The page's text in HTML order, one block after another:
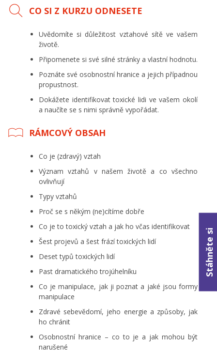
CO SI Z KURZU ODNESETE
Uvědomíte si důležitost vztahové sítě ve vašem
životě.
Připomenete si své silné stránky a vlastní hodnotu.
Poznáte své osobnostní hranice a jejich případnou
propustnost.
Dokážete identifikovat toxické lidi ve vašem okolí
a naučíte se s nimi správně vypořádat.
RÁMCOVÝ OBSAH
Co je (zdravý) vztah
Význam vztahů v našem životě a co všechno
ovlivňují
Typy vztahů
Proč se s někým (ne)cítíme dobře
Co je to toxický vztah a jak ho včas identifikovat
Šest projevů a šest frází toxických lidí
Deset typů toxických lidí
Past dramatického trojúhelníku
Co je manipulace, jak ji poznat a jaké jsou formy
manipulace
Zdravé sebevědomí, jeho energie a způsoby, jak
ho chránit
Osobnostní hranice – co to je a jak mohou být
narušené
Stáhněte si